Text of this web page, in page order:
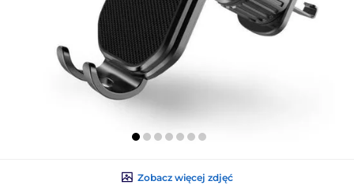
Zobacz więcej zdjęć